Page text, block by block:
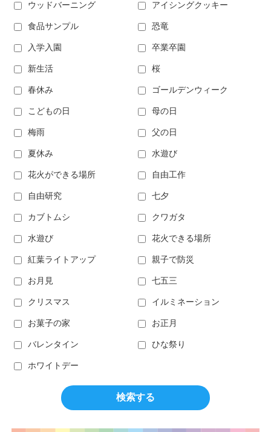
ウッドバーニング アイシングクッキー
食品サンプル 恐竜
入学入園 卒業卒園
新生活 桜
春休み ゴールデンウィーク
こどもの日 母の日
梅雨 父の日
夏休み 水遊び
花火ができる場所 自由工作
自由研究 七夕
カブトムシ クワガタ
水遊び 花火できる場所
紅葉ライトアップ 親子で防災
お月見 七五三
クリスマス イルミネーション
お菓子の家 お正月
バレンタイン ひな祭り
ホワイトデー